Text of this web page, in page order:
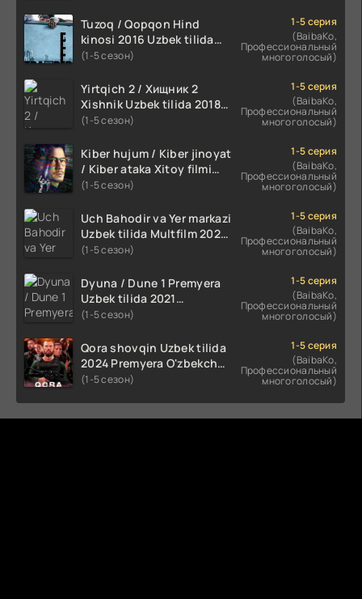
Tuzoq / Qopqon Hind
kinosi 2016 Uzbek tilida
tarjima film HD
(1-5 сезон)
1-5 серия
(BaibaKo,
Профессиональный
многоголосый)
Yirtqich 2 / Хищник 2
Xishnik Uzbek tilida 2018-
2024 O'zbekcha tarjima
(1-5 сезон)
1-5 серия
(BaibaKo,
Профессиональный
многоголосый)
Kiber hujum / Kiber jinoyat
/ Kiber ataka Xitoy filmi
Uzbek tilida O'zbekcha
HD skachat
(1-5 сезон)
1-5 серия
(BaibaKo,
Профессиональный
многоголосый)
Uch Bahodir va Yer markazi
Uzbek tilida Multfilm 2025
tarjima HD skachat
(1-5 сезон)
1-5 серия
(BaibaKo,
Профессиональный
многоголосый)
Dyuna / Dune 1 Premyera
Uzbek tilida 2021
O'zbekcha tarjima kino HD
(1-5 сезон)
1-5 серия
(BaibaKo,
Профессиональный
многоголосый)
Qora shovqin Uzbek tilida
2024 Premyera O'zbekcha
tarjima kino HD skachat
(1-5 сезон)
1-5 серия
(BaibaKo,
Профессиональный
многоголосый)